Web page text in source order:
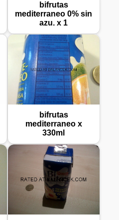
bifrutas
mediterraneo 0% sin
azu. x 1
bifrutas
mediterraneo x
330ml